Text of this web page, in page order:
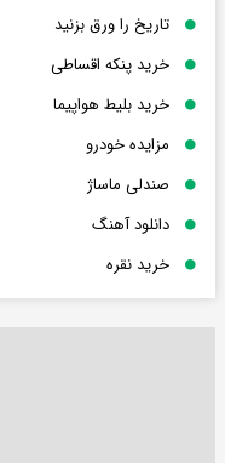
تاریخ را ورق بزنید
خرید پنکه اقساطی
خرید بلیط هواپیما
مزایده خودرو
صندلی ماساژ
دانلود آهنگ
خرید نقره